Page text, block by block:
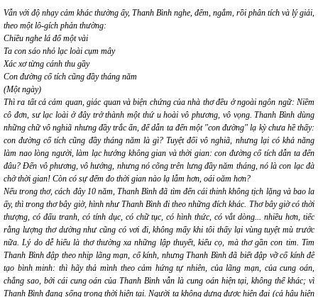
Vẫn với độ nhạy cảm khác thường ấy, Thanh Bình nghe, đếm, ngắm, rồi phân tích và lý giải,
theo một lô-gích phản thường:
Chiều nghe lá đổ một vài
Ta con sáo nhỏ lạc loài cụm mây
Xác xơ từng cánh thu gầy
Con đường cổ tích cũng đầy tháng năm
(Một ngày)
Thì ra tất cả cảm quan, giác quan và biện chứng của nhà thơ đều ở ngoài ngôn ngữ: Niềm
cô đơn, sư lạc loài ở đây trở thành một thứ u hoài vô phương, vô vọng. Thanh Bình dùng
những chữ vô nghiã nhưng đầy trắc ẩn, để dẫn ta đến một "con đường" lạ kỳ chưa hề thấy:
con đường cổ tích cũng đầy tháng năm là gì? Tuyệt đối vô nghiã, nhưng lại có khả năng
làm nao lòng người, làm lạc hướng không gian và thời gian: con đường cổ tích dẫn ta đến
đâu? Đến vô phương, vô hướng, nhưng nó cõng trên lưng đầy năm tháng, nó là con lạc đà
chở thời gian! Còn có sự đếm đo thời gian nào lạ lẫm hơn, oái oăm hơn?
Nếu trong thơ, cách đây 10 năm, Thanh Bình đã tìm đến cái thinh không tịch lặng và bao la
ấy, thì trong thơ bây giờ, hình như Thanh Bình đi theo những đích khác. Thơ bây giờ có thời
thượng, có đấu tranh, có tính dục, có chữ tục, có hình thức, có vắt dòng... nhiều hơn, tiếc
rằng lượng thơ dường như cũng có vơi đi, không mấy khi tôi thấy lại vùng tuyệt mù trước
nữa. Lý do dễ hiểu là thơ thường xa những lập thuyết, kiểu cọ, mà thơ gần con tim. Tim
Thanh Bình đập theo nhịp lãng mạn, cổ kính, nhưng Thanh Bình đã biết đập vỡ cổ kính để
tạo bình minh: thì hãy thả mình theo cảm hứng tự nhiên, của lãng mạn, của cung oán,
chẳng sao, bởi cái cung oán của Thanh Bình vẫn là cung oán hiện tại, không thể khác; vì
Thanh Bình đang sống trong thời hiện tại. Người ta không dựng được hiện đại (cả hậu hiện